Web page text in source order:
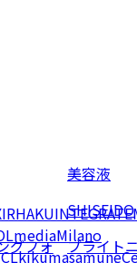
グフォ
美容液
SHISEIDO
ブライト
HAKUINTEGRATE
mediaMilano
kikumasamune